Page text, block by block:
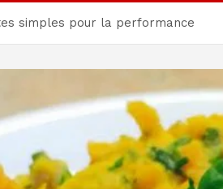
simples pour la performance